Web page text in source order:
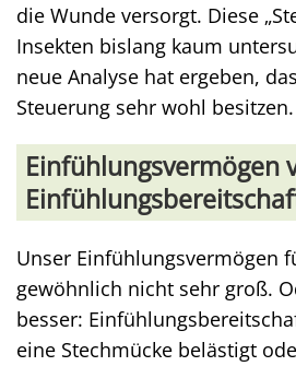
die Wunde versorgt. Diese
Insekten bislang kaum
neue Analyse hat ergeben,
Steuerung sehr wohl besitzen.
Einfühlungsvermögen
Unser Einfühlungsvermögen
gewöhnlich nicht sehr groß.
besser:
eine Stechmücke belästigt